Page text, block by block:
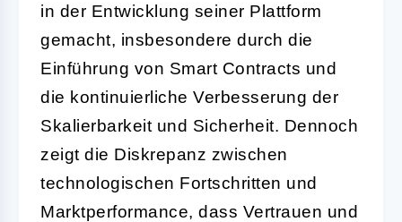
in der Entwicklung seiner Plattform
gemacht, insbesondere durch die
Einführung von Smart Contracts und
die kontinuierliche Verbesserung der
Skalierbarkeit und Sicherheit. Dennoch
zeigt die Diskrepanz zwischen
technologischen Fortschritten und
Marktperformance, dass Vertrauen und